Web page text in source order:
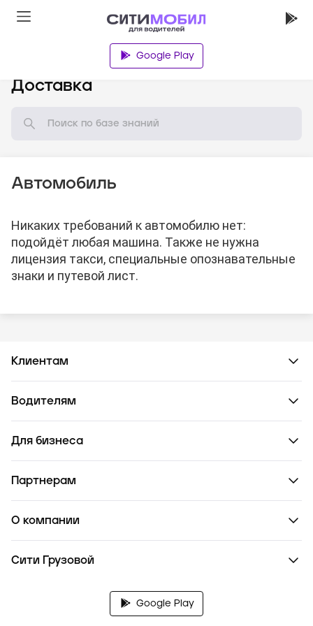
Google Play
Доставка
Автомобиль
Никаких требований к автомобилю нет:
подойдёт любая машина. Также не нужна
лицензия такси, специальные опознавательные
знаки и путевой лист.
Клиентам
Водителям
Для бизнеса
Партнерам
О компании
Сити Грузовой
Google Play